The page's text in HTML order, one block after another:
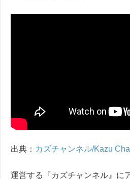
出典： カズチャンネル/Kazu
運営する『カズチャンネル』に